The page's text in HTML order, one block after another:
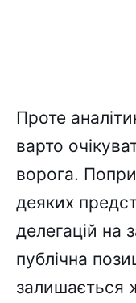
Проте
варто
ворога.
деяких
делегацій на
публічна
залишається